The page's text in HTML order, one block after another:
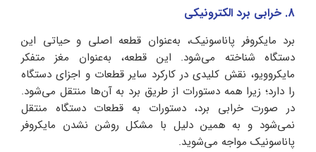
8. خرابی برد الکترونیکی
برد مایکروفر پاناسونیک، به‌عنوان قطعه اصلی و حیاتی این
دستگاه شناخته می‌شود. این قطعه، به‌عنوان مغز متفکر
مایکروویو، نقش کلیدی در کارکرد سایر قطعات و اجزای دستگاه
را دارد؛ زیرا همه دستورات از طریق برد به آن‌ها منتقل می‌شود.
در صورت خرابی برد، دستورات به قطعات دستگاه منتقل
نمی‌شود و به همین دلیل با مشکل روشن نشدن مایکروفر
پاناسونیک مواجه می‌شوید.